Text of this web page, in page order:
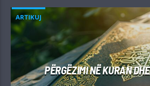
ARTIKUJ
PËRGËZIMI NË KURAN